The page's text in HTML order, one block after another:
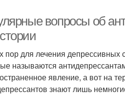
вопросы об
для лечения депрессивных
называются
явление, а вот на
знают лишь